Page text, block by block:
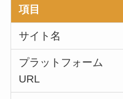
項目
サイト名
プラットフォーム
URL